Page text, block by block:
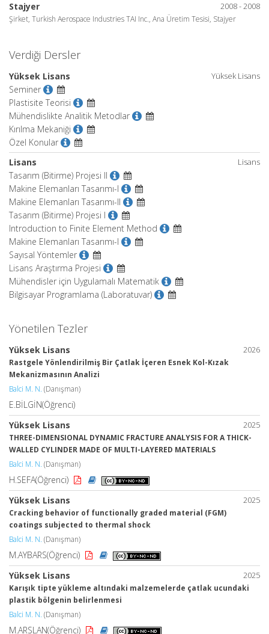
2008 - 2008
Stajyer
Şirket, Turkish Aerospace Industries TAI Inc., Ana Üretim Tesisi, Stajyer
Verdiği Dersler
Yüksek Lisans
Yüksek Lisans
Seminer
Plastisite Teorisi
Mühendislikte Analitik Metodlar
Kırılma Mekaniği
Özel Konular
Lisans
Lisans
Tasarım (Bitirme) Projesi II
Makine Elemanları Tasarımı-I
Makine Elemanları Tasarımı-II
Tasarım (Bitirme) Projesi I
Introduction to Finite Element Method
Makine Elemanları Tasarımı-I
Sayısal Yöntemler
Lisans Araştırma Projesi
Mühendisler için Uygulamalı Matematik
Bilgisayar Programlama (Laboratuvar)
Yönetilen Tezler
2026
Yüksek Lisans
Rastgele Yönlendirilmiş Bir Çatlak İçeren Esnek Kol-Kızak
Mekanizmasının Analizi
Balci M. N. (Danışman)
E.BİLGİN(Öğrenci)
2025
Yüksek Lisans
THREE-DIMENSIONAL DYNAMIC FRACTURE ANALYSIS FOR A THICK-
WALLED CYLINDER MADE OF MULTI-LAYERED MATERIALS
Balci M. N. (Danışman)
H.SEFA(Öğrenci)
2025
Yüksek Lisans
Cracking behavior of functionally graded material (FGM)
coatings subjected to thermal shock
Balci M. N. (Danışman)
M.AYBARS(Öğrenci)
2025
Yüksek Lisans
Karışık tipte yükleme altındaki malzemelerde çatlak ucundaki
plastik bölgenin belirlenmesi
Balci M. N. (Danışman)
M.ARSLAN(Öğrenci)